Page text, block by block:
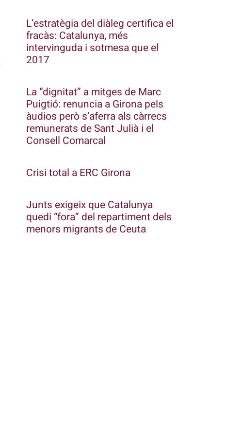
L’estratègia del diàleg certifica el
fracàs: Catalunya, més
intervinguda i sotmesa que el
2017
La “dignitat” a mitges de Marc
Puigtió: renuncia a Girona pels
àudios però s’aferra als càrrecs
remunerats de Sant Julià i el
Consell Comarcal
Crisi total a ERC Girona
Junts exigeix que Catalunya
quedi “fora” del repartiment dels
menors migrants de Ceuta